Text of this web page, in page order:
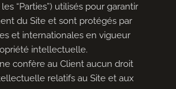
“Parties”) utilisés pour garantir
du Site et sont protégés par
et internationales en vigueur
intellectuelle.
ne confère au Client aucun droit
relatifs au Site et aux